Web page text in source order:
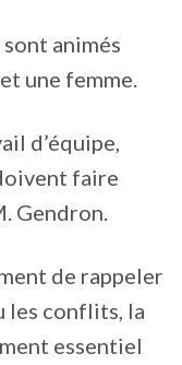
animés
une femme.
d’équipe,
faire
Gendron.
de rappeler
les conflits, la
essentiel